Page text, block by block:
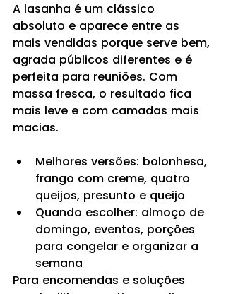
A lasanha é um clássico
absoluto e aparece entre as
mais vendidas porque serve bem,
agrada públicos diferentes e é
perfeita para reuniões. Com
massa fresca, o resultado fica
mais leve e com camadas mais
macias.
Melhores versões: bolonhesa,
frango com creme, quatro
queijos, presunto e queijo
Quando escolher: almoço de
domingo, eventos, porções
para congelar e organizar a
semana
Para encomendas e soluções